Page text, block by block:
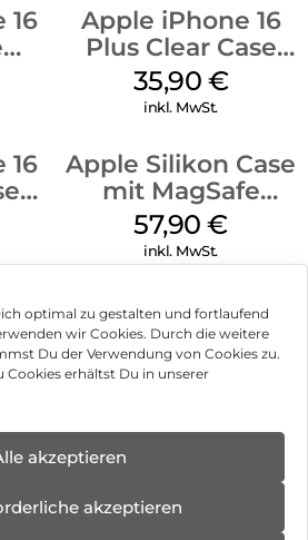
optimal zu gestalten und fortlaufend
wir Cookies. Durch die weitere
Du der Verwendung von Cookies zu.
erhältst Du in unserer
akzeptieren
akzeptieren
16
Apple iPhone 16
Plus Clear Case
MagSafe
Transparent
35,90 €
inkl. MwSt.
16
Apple Silikon Case
mit MagSafe
iPhone 14 Pro
(PRODUCT)RED
57,90€
inkl. MwSt.